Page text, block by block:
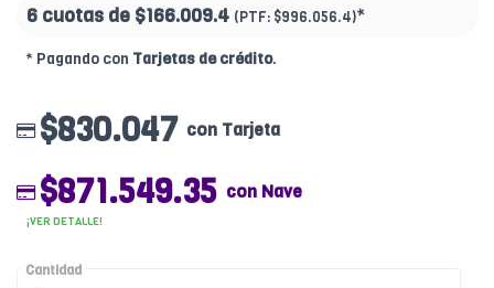
6 cuotas de $166.009.4 (PTF: $996.056.4)*
* Pagando con Tarjetas de crédito.
$830.047 con Tarjeta
$871.549.35 con Nave
¡VER DETALLE!
Cantidad